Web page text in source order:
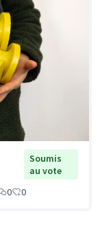
Soumis
au vote
0 0